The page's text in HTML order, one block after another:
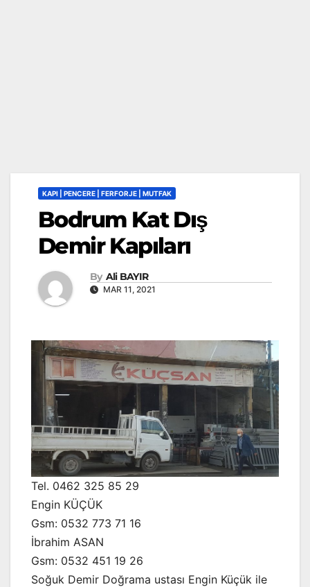
KAPI | PENCERE | FERFORJE | MUTFAK
Bodrum Kat Dış
Demir Kapıları
By Ali BAYIR
MAR 11, 2021
Tel. 0462 325 85 29
Engin KÜÇÜK
Gsm: 0532 773 71 16
İbrahim ASAN
Gsm: 0532 451 19 26
Soğuk Demir Doğrama ustası Engin Küçük ile